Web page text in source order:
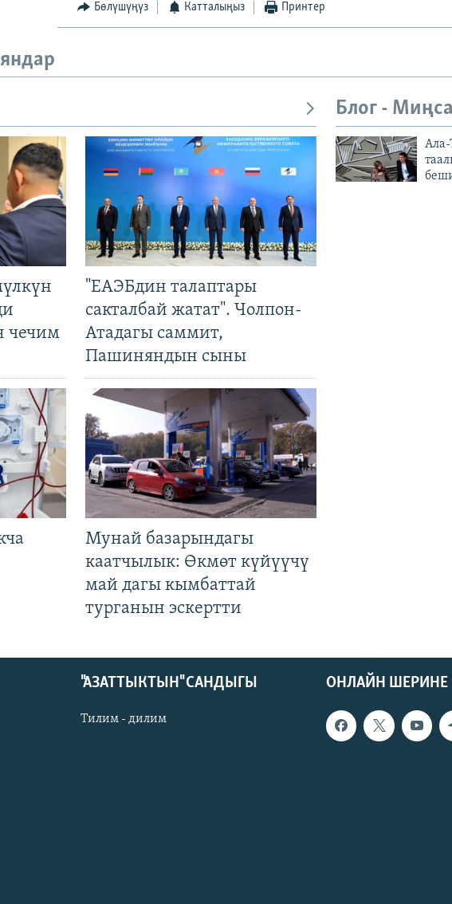
Бөлүшүңүз Катталыңыз Принтер
чечим
"ЕАЭБдин талаптары
сакталбай жатат". Чолпон-
Атадагы саммит,
Пашиняндын сыны
Мунай базарындагы
каатчылык: Өкмөт күйүүчү
май дагы кымбаттай
турганын эскертти
Блог -
Ала-
ОНЛАЙН ШЕРИНЕ
"АЗАТТЫКТЫН" САНДЫГЫ
Тилим - дилим